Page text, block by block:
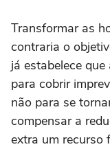
Transformar as
contraria o
já estabelece
para cobrir
não para se
compensar a
extra um recurso